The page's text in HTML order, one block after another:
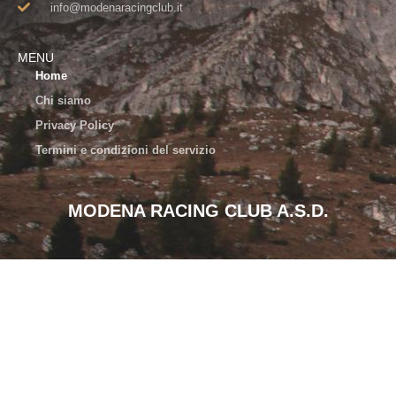
info@modenaracingclub.it​
MENU
Home
Chi siamo
Privacy Policy
Termini e condizioni del servizio
MODENA RACING CLUB A.S.D.